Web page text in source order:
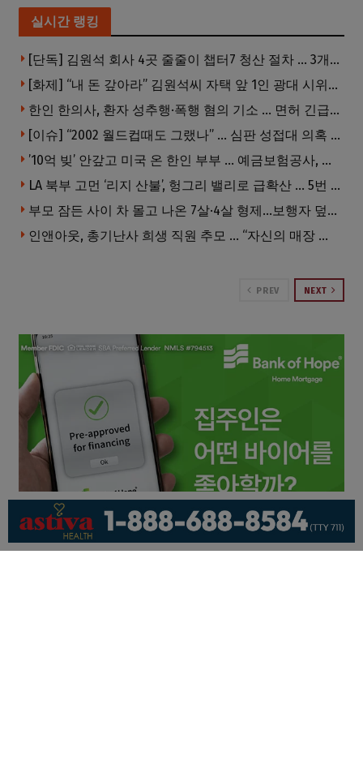
실시간 랭킹
[단독] 김원석 회사 4곳 줄줄이 챕터7 청산 절차 … 3개 법인 같은 날 동시 파산 신청
[화제] “내 돈 갚아라” 김원석씨 자택 앞 1인 광대 시위 … 한인 투자사, “108만 달러 못받아”
한인 한의사, 환자 성추행·폭행 혐의 기소 … 면허 긴급정지
[이슈] “2002 월드컵때도 그랬나” … 심판 성접대 의혹 해외로 일파만파, 4강 신화까지 불똥
’10억 빚’ 안갚고 미국 온 한인 부부 … 예금보험공사, 미국서 소송
LA 북부 고먼 ‘리지 산불’, 헝그리 밸리로 급확산 … 5번 Fwy 양방향 전면 폐쇄
부모 잠든 사이 차 몰고 나온 7살·4살 형제…보행자 덮쳐 중태
인앤아웃, 총기난사 희생 직원 추모 … “자신의 매장 운영이 꿈이었다”
PREV NEXT